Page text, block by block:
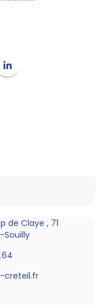
de Claye , 71
Souilly
creteil.fr